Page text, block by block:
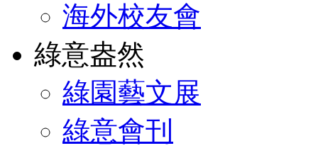
海外校友會
綠意盎然
綠園藝文展
綠意會刊